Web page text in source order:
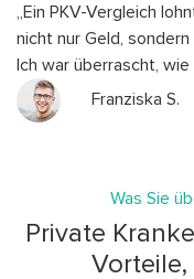
„Ein PKV-Vergleich
nicht nur Geld,
Ich war überrascht,
Franziska S.
Was Sie
Private
Vorteile,